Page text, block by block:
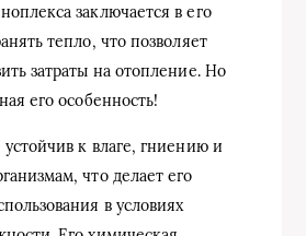
заключается в его
тепло, что позволяет
затраты на отопление. Но
его особенность!
к влаге, гниению и
что делает его
в условиях